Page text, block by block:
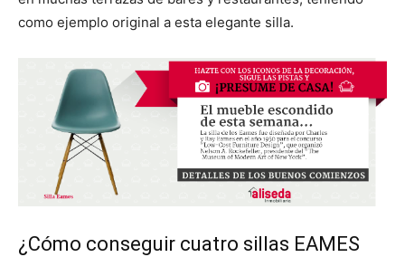
como ejemplo original a esta elegante silla.
¿Cómo conseguir cuatro sillas EAMES